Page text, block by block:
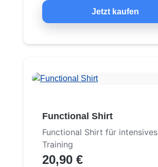
Jetzt kaufen
Functional Shirt
Functional Shirt für intensives
Training
20,90 €